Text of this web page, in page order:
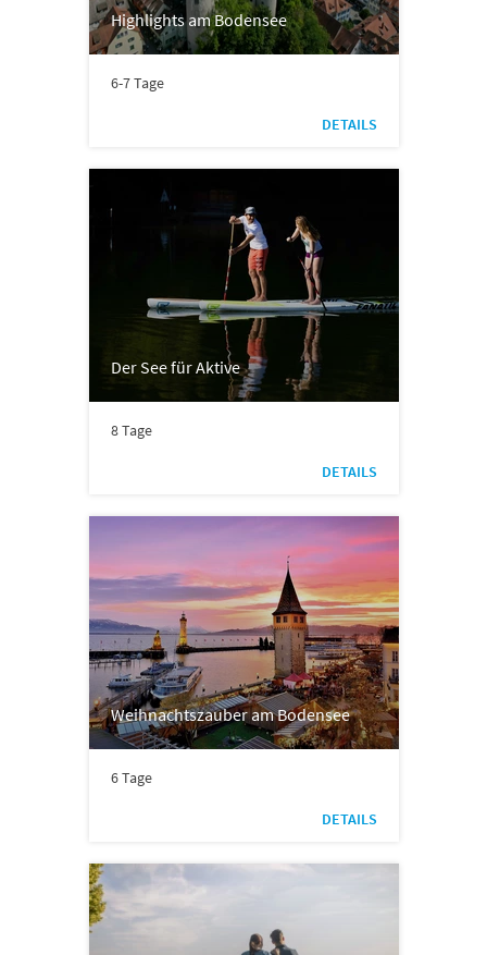
Highlights am Bodensee
6-7 Tage
DETAILS
Der See für Aktive
8 Tage
DETAILS
Weihnachtszauber am Bodensee
6 Tage
DETAILS